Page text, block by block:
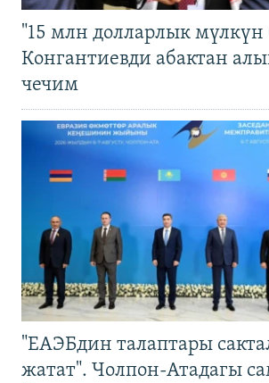
"15 млн долларлык мүлкүн
Конгантиевди абактан
чечим
"ЕАЭБдин талаптары
жатат". Чолпон-Атадагы